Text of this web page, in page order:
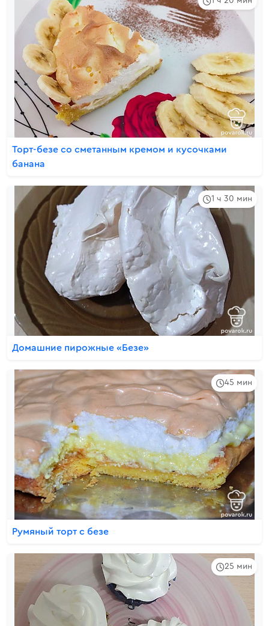
Торт-безе со сметанным кремом и кусочками
банана
1 ч 30 мин
Домашние пирожные «Безе»
45 мин
Румяный торт с безе
25 мин